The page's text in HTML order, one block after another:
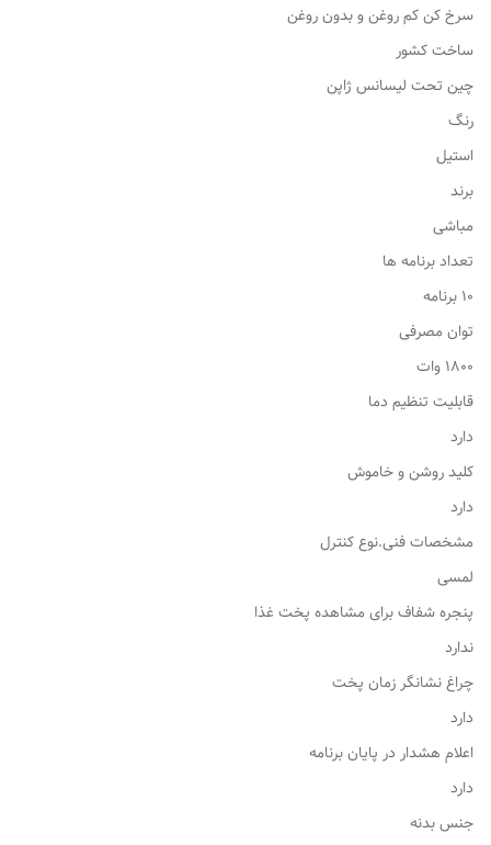
سرخ کن کم روغن و بدون روغن
ساخت کشور
چین تحت لیسانس ژاپن
رنگ
استیل
برند
مباشی
تعداد برنامه ها
۱۰ برنامه
توان مصرفی
۱۸۰۰ وات
قابلیت تنظیم دما
دارد
کلید روشن و خاموش
دارد
مشخصات فنی.نوع کنترل
لمسی
پنجره شفاف برای مشاهده پخت غذا
ندارد
چراغ نشانگر زمان پخت
دارد
اعلام هشدار در پایان برنامه
دارد
جنس بدنه